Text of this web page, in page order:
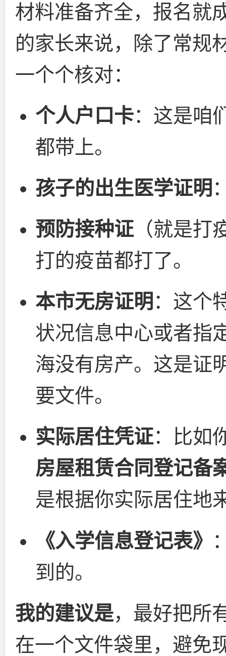
材料准备齐全，报名就
的家长来说，除了常规
一个个核对：
个人户口卡：这是咱
都带上。
孩子的出生医学证明
预防接种证（就是打
打的疫苗都打了。
本市无房证明 ：这个
状况信息中心或者指
海没有房产。这是证
要文件。
实际居住凭证：比如
房屋租赁合同登记备
是根据你实际居住地
《入学信息登记表》
到的。
我的建议是，最好把所
在一个文件袋里，避免